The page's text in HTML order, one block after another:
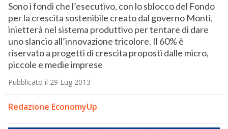
Sono i fondi che l’esecutivo, con lo sblocco del Fondo
per la crescita sostenibile creato dal governo Monti,
inietterà nel sistema produttivo per tentare di dare
uno slancio all’innovazione tricolore. Il 60% è
riservato a progetti di crescita proposti dalle micro,
piccole e medie imprese
Pubblicato il 29 Lug 2013
Redazione EconomyUp